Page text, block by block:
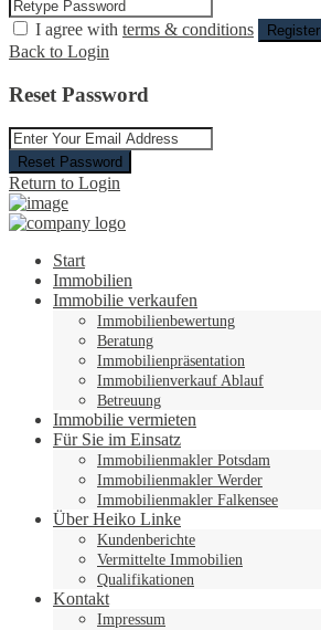
I agree with terms & conditions Register
Back to Login
Reset Password
Reset Password
Return to Login
Start
Immobilien
Immobilie verkaufen
Immobilienbewertung
Beratung
Immobilienpräsentation
Immobilienverkauf Ablauf
Betreuung
Immobilie vermieten
Für Sie im Einsatz
Immobilienmakler Potsdam
Immobilienmakler Werder
Immobilienmakler Falkensee
Über Heiko Linke
Kundenberichte
Vermittelte Immobilien
Qualifikationen
Kontakt
Impressum